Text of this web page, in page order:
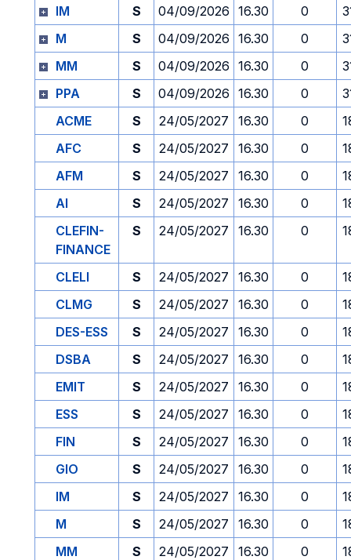
IM
S 04/09/2026 16.30 0
M
S 04/09/2026 16.30 0
MM
S 04/09/2026 16.30 0
PPA
S 04/09/2026 16.30 0
ACME
S 24/05/2027 16.30 0
AFC
S 24/05/2027 16.30 0
AFM
S 24/05/2027 16.30 0
AI
S 24/05/2027 16.30 0
CLEFIN-
FINANCE
S 24/05/2027 16.30 0
CLELI S 24/05/2027 16.30 0
CLMG
S 24/05/2027 16.30 0
DES-ESS
S 24/05/2027 16.30 0
DSBA
S 24/05/2027 16.30 0
EMIT
S 24/05/2027 16.30 0
ESS
S 24/05/2027 16.30 0
FIN
S 24/05/2027 16.30 0
GIO
S 24/05/2027 16.30 0
IM
S 24/05/2027 16.30 0
M
S 24/05/2027 16.30 0
MM
S 24/05/2027 16.30 0